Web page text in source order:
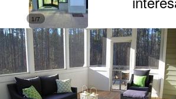
1/7